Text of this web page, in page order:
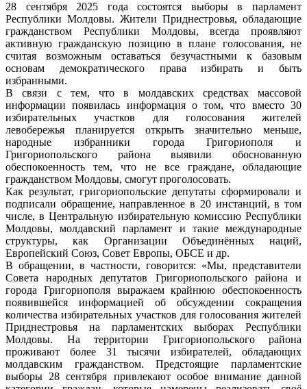
28 сентября 2025 года состоятся выборы в парламент
Республики Молдовы. Жители Приднестровья, обладающие
гражданством Республики Молдовы, всегда проявляют
активную гражданскую позицию в плане голосования, не
считая возможным оставаться безучастными к базовым
основам демократического права избирать и быть
избранными.
В связи с тем, что в молдавских средствах массовой
информации появилась информация о том, что вместо 30
избирательных участков для голосования жителей
левобережья планируется открыть значительно меньше,
народные избранники города Григориополя и
Григориопольского района выявили обоснованную
обеспокоенность тем, что не все граждане, обладающие
гражданством Молдовы, смогут проголосовать.
Как результат, григориопольские депутаты сформировали и
подписали обращение, направленное в 20 инстанций, в том
числе, в Центральную избирательную комиссию Республики
Молдовы, молдавский парламент и такие международные
структуры, как Организации Объединённых наций,
Европейский Союз, Совет Европы, ОБСЕ и др.
В обращении, в частности, говорится: «Мы, представители
Совета народных депутатов Григориопольского района и
города Григориополя выражаем крайнюю обеспокоенность
появившейся информацией об обсуждении сокращения
количества избирательных участков для голосования жителей
Приднестровья на парламентских выборах Республики
Молдовы. На территории Григориопольского района
проживают более 31 тысячи избирателей, обладающих
молдавским гражданством. Предстоящие парламентские
выборы 28 сентября привлекают особое внимание данной